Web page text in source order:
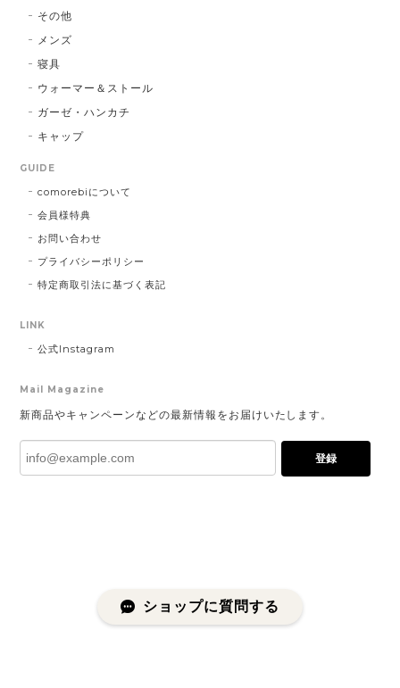
その他
メンズ
寝具
ウォーマー＆ストール
ガーゼ・ハンカチ
キャップ
GUIDE
comorebiについて
会員様特典
お問い合わせ
プライバシーポリシー
特定商取引法に基づく表記
LINK
公式Instagram
Mail Magazine
新商品やキャンペーンなどの最新情報をお届けいたします。
登録
ショップに質問する